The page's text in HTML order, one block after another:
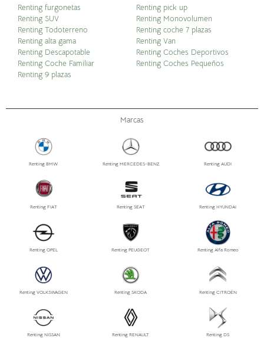
Renting furgonetas
Renting SUV
Renting Todoterreno
Renting alta gama
Renting Descapotable
Renting Coche Familiar
Renting 9 plazas
Renting pick up
Renting Monovolumen
Renting coche 7 plazas
Renting Van
Renting Coches Deportivos
Renting Coches Pequeños
Marcas
Renting BMW Renting MERCEDES-BENZ Renting AUDI
Renting FIAT Renting SEAT Renting HYUNDAI
Renting OPEL Renting PEUGEOT Renting Alfa Romeo
Renting VOLKSWAGEN Renting SKODA Renting CITROËN
Renting NISSAN Renting RENAULT Renting DS